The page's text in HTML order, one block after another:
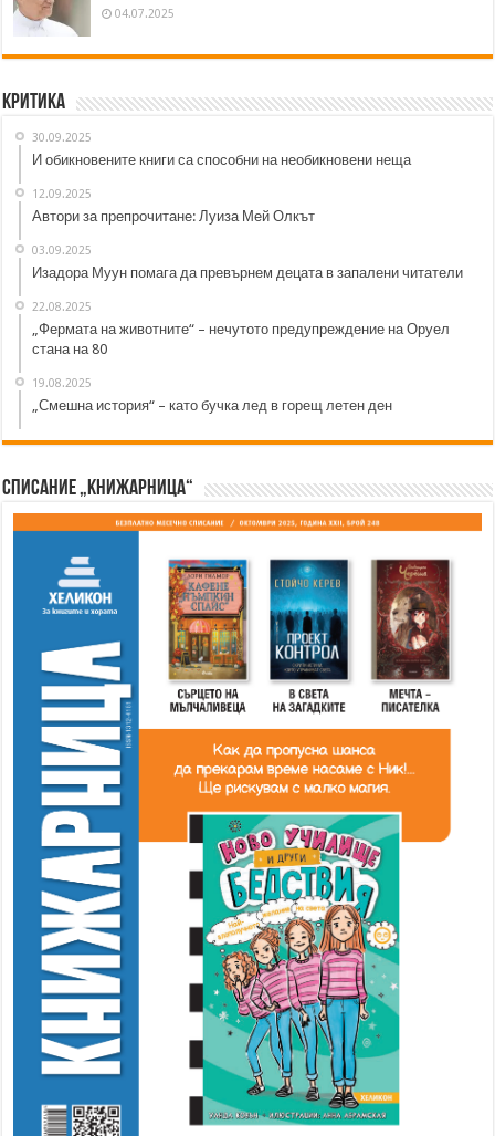
04.07.2025
Критика
30.09.2025
И обикновените книги са способни на необикновени неща
12.09.2025
Автори за препрочитане: Луиза Мей Олкът
03.09.2025
Изадора Муун помага да превърнем децата в запалени читатели
22.08.2025
„Фермата на животните“ – нечутото предупреждение на Оруел
стана на 80
19.08.2025
„Смешна история“ – като бучка лед в горещ летен ден
Списание „Книжарница“